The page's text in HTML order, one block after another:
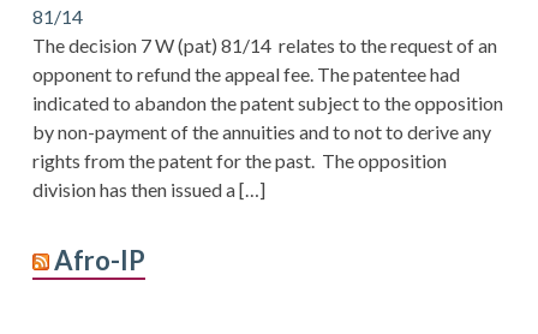
81/14
The decision 7 W (pat) 81/14 relates to the request of an
opponent to refund the appeal fee. The patentee had
indicated to abandon the patent subject to the opposition
by non-payment of the annuities and to not to derive any
rights from the patent for the past. The opposition
division has then issued a […]
Afro-IP